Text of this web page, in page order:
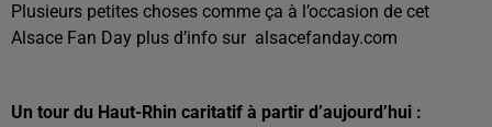
Plusieurs petites choses comme ça à l’occasion de cet
Alsace Fan Day plus d’info sur alsacefanday.com
Un tour du Haut-Rhin caritatif à partir d’aujourd’hui :